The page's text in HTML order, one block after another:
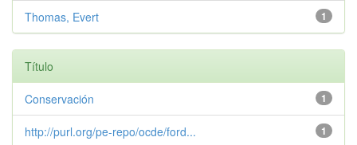
1
Thomas, Evert
Título
1
Conservación
1
http://purl.org/pe-repo/ocde/ford...